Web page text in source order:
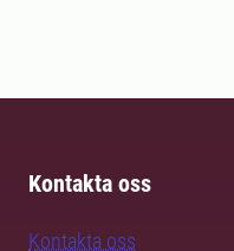
Kontakta oss
Kontakta oss